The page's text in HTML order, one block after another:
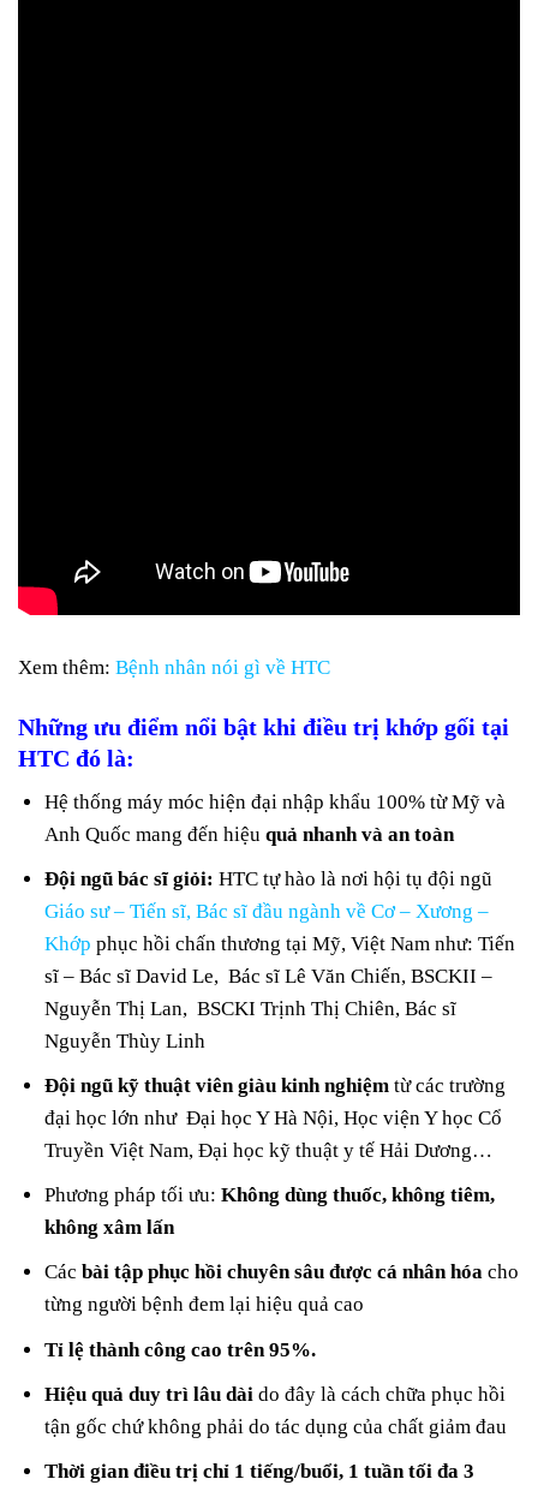
Xem thêm: Bệnh nhân nói gì về HTC
Những ưu điểm nổi bật khi điều trị khớp gối tại
HTC đó là:
Hệ thống máy móc hiện đại nhập khẩu 100% từ Mỹ và
Anh Quốc mang đến hiệuquả nhanh và an toàn
Đội ngũ bác sĩ giỏi: HTC tự hào là nơi hội tụ đội ngũ
Giáo sư – Tiến sĩ, Bác sĩ đầu ngành về Cơ – Xương –
Khớp phục hồi chấn thương tại Mỹ, Việt Nam như: Tiến
sĩ – Bác sĩ David Le, Bác sĩ Lê Văn Chiến, BSCKII –
Nguyễn Thị Lan, BSCKI Trịnh Thị Chiên, Bác sĩ
Nguyễn Thùy Linh
Đội ngũ kỹ thuật viên giàu kinh nghiệm từ các trường
đại học lớn như Đại học Y Hà Nội, Học viện Y học Cổ
Truyền Việt Nam, Đại học kỹ thuật y tế Hải Dương…
Phương pháp tối ưu:Không dùng thuốc, không tiêm,
không xâm lấn
Cácbài tập phục hồi chuyên sâu được cá nhân hóa cho
từng người bệnh đem lại hiệu quả cao
Tỉ lệ thành công cao trên 95%.
Hiệu quả duy trì lâu dài do đây là cách chữa phục hồi
tận gốc chứ không phải do tác dụng của chất giảm đau
Thời gian điều trị chỉ 1 tiếng/buổi, 1 tuần tối đa 3